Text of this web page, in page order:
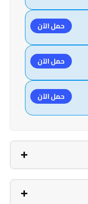
حمل الآن
حمل الآن
حمل الآن